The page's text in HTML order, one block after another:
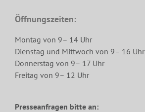
Öffnungszeiten:
Montag von 9– 14 Uhr
Dienstag und Mittwoch von 9– 16 Uhr
Donnerstag von 9– 17 Uhr
Freitag von 9– 12 Uhr
Presseanfragen bitte an: